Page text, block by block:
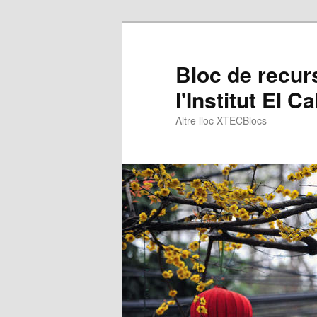
Bloc de
l'Institut El
Altre lloc XTECBlocs